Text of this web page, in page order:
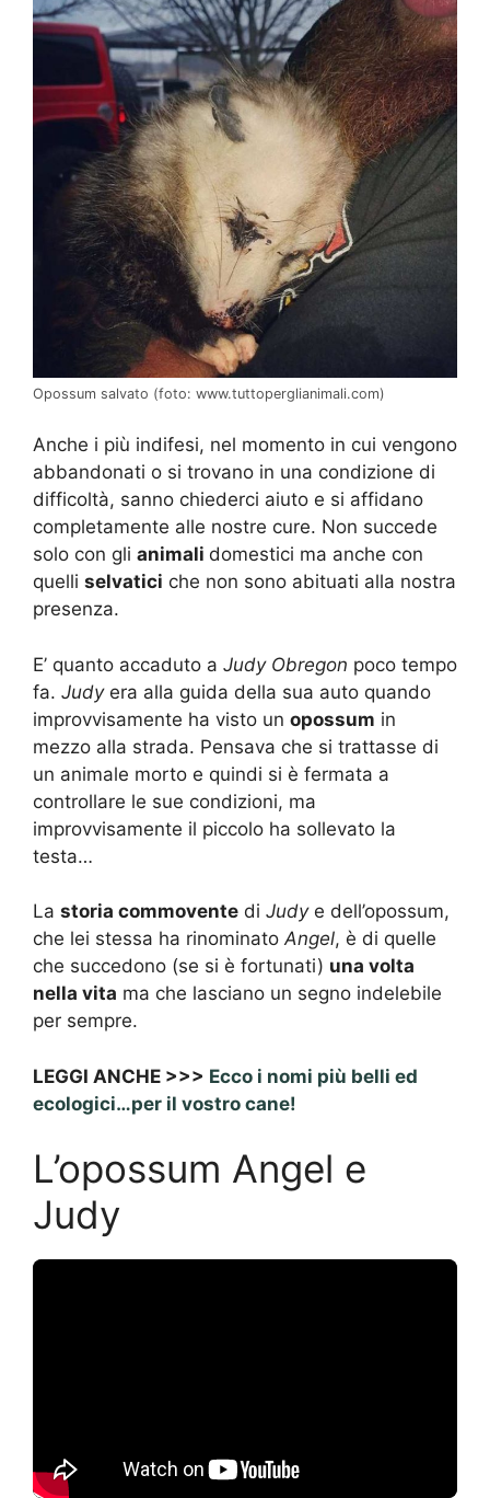
Opossum salvato (foto: www.tuttoperglianimali.com)
Anche i più indifesi, nel momento in cui vengono
abbandonati o si trovano in una condizione di
difficoltà, sanno chiederci aiuto e si affidano
completamente alle nostre cure. Non succede
solo con gli animali domestici ma anche con
quelli selvatici che non sono abituati alla nostra
presenza.
E’ quanto accaduto a Judy Obregon poco tempo
fa. Judyera alla guida della sua auto quando
improvvisamente ha visto un opossum in
mezzo alla strada. Pensava che si trattasse di
un animale morto e quindi si è fermata a
controllare le sue condizioni, ma
improvvisamente il piccolo ha sollevato la
testa…
La storia commovente di Judye dell’opossum,
che lei stessa ha rinominatoAngel, è di quelle
che succedono (se si è fortunati) una volta
nella vita ma che lasciano un segno indelebile
per sempre.
LEGGI ANCHE >>> Ecco i nomi più belli ed
ecologici…per il vostro cane!
L’opossum Angel e
Judy